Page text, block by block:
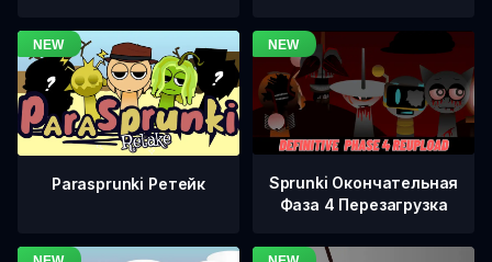
Parasprunki Ретейк
Sprunki Окончательная
Фаза 4 Перезагрузка